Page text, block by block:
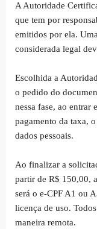
A Autoridade
que tem por
emitidos por ela.
considerada legal
Escolhida a
o pedido do
nessa fase, ao entrar
pagamento da taxa,
dados pessoais.
Ao finalizar a
partir de R$ 150,00,
será o e-CPF A1 ou
licença de uso.
maneira remota.